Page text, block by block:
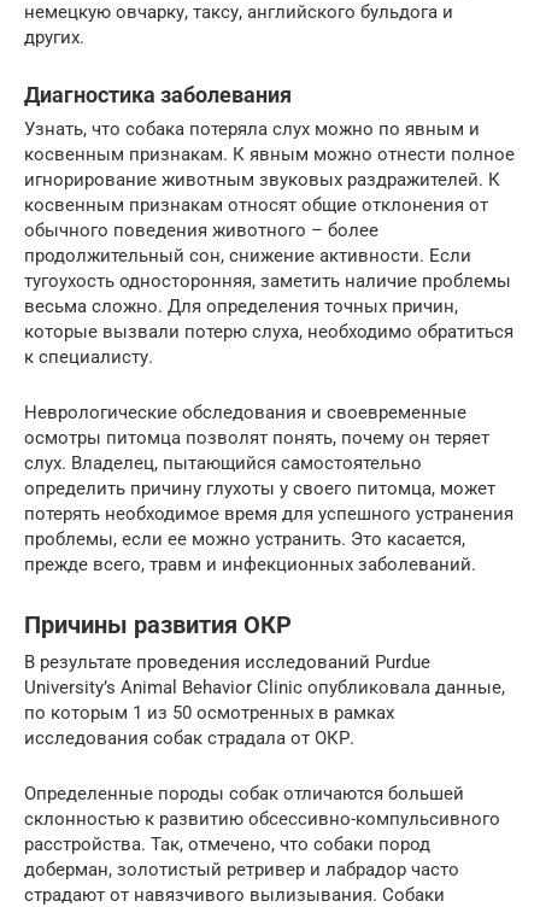
немецкую овчарку, таксу, английского бульдога и
других.
Диагностика заболевания
Узнать, что собака потеряла слух можно по явным и
косвенным признакам. К явным можно отнести полное
игнорирование животным звуковых раздражителей. К
косвенным признакам относят общие отклонения от
обычного поведения животного – более
продолжительный сон, снижение активности. Если
тугоухость односторонняя, заметить наличие проблемы
весьма сложно. Для определения точных причин,
которые вызвали потерю слуха, необходимо обратиться
к специалисту.
Неврологические обследования и своевременные
осмотры питомца позволят понять, почему он теряет
слух. Владелец, пытающийся самостоятельно
определить причину глухоты у своего питомца, может
потерять необходимое время для успешного устранения
проблемы, если ее можно устранить. Это касается,
прежде всего, травм и инфекционных заболеваний.
Причины развития ОКР
В результате проведения исследований Purdue
University’s Animal Behavior Clinic опубликовала данные,
по которым 1 из 50 осмотренных в рамках
исследования собак страдала от ОКР.
Определенные породы собак отличаются большей
склонностью к развитию обсессивно-компульсивного
расстройства. Так, отмечено, что собаки пород
доберман, золотистый ретривер и лабрадор часто
страдают от навязчивого вылизывания. Собаки